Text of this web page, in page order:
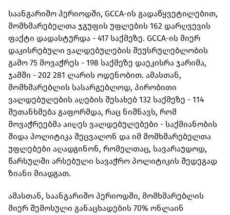
საანგარიშო პერიოდში, GCCA-ის გადაწყვეტილებით,
მომხმარებელთა ჯგუფის უფლების 162 დარღვევის
ფაქტი დადასტურდა - 417 საქმეზე. GCCA-ის მიერ
დაკისრებული ვალდებულების შეუსრულებლობის
გამო 75 მოვაჭრეს - 198 საქმეზე დაეკისრა ჯარიმა,
ჯამში - 202 281 ლარის ოდენობით. ამასთან,
მომხმარებლის სასარგებლოდ, პირობითი
ვალდებულების აღების შესახებ 132 საქმეზე - 114
შეთანხმება გაფორმდა, რაც ნიშნავს, რომ
მოვაჭრეებმა აიღეს ვალდებულებები - საქმიანობის
შიდა პოლიტიკა შეცვალონ და იმ მომხმარებელთა
უფლებები აღადგინონ, რომელთაც, სავარაუდოდ,
წარსულში არსებული სავაჭრო პოლიტიკის შედეგად
ზიანი მიადგათ.
ამასთან, საანგარიშო პერიოდში, მომხმარებლის
მიერ შემოსული განაცხადების 70% ონლაინ